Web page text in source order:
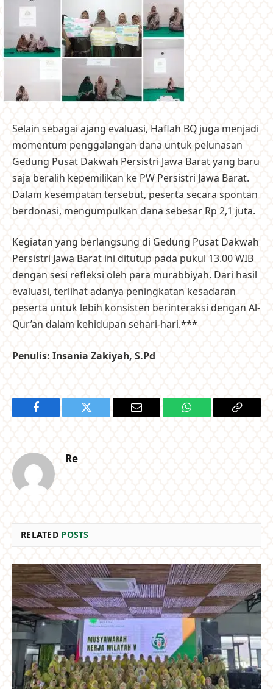
Selain sebagai ajang evaluasi, Haflah BQ juga menjadi
momentum penggalangan dana untuk pelunasan
Gedung Pusat Dakwah Persistri Jawa Barat yang baru
saja beralih kepemilikan ke PW Persistri Jawa Barat.
Dalam kesempatan tersebut, peserta secara spontan
berdonasi, mengumpulkan dana sebesar Rp 2,1 juta.
Kegiatan yang berlangsung di Gedung Pusat Dakwah
Persistri Jawa Barat ini ditutup pada pukul 13.00 WIB
dengan sesi refleksi oleh para murabbiyah. Dari hasil
evaluasi, terlihat adanya peningkatan kesadaran
peserta untuk lebih konsisten berinteraksi dengan Al-
Qur’an dalam kehidupan sehari-hari.***
Penulis: Insania Zakiyah, S.Pd
Facebook Twitter Email WhatsApp Copy
Re
RELATED POSTS